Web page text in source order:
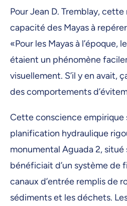
Pour Jean D. Tremblay,
capacité des Mayas à
«Pour les Mayas à l’époque,
étaient un phénomène
visuellement. S’il y en avait,
des comportements
Cette conscience empirique
planification hydraulique
monumental Aguada 2, situé
bénéficiait d’un système de
canaux d’entrée remplis de
sédiments et les déchets.